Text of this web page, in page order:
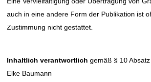
auch in eine andere Form der Publikation ist
Zustimmung nicht gestattet.
Inhaltlich verantwortlich gemäß § 10 Absatz
Elke Baumann